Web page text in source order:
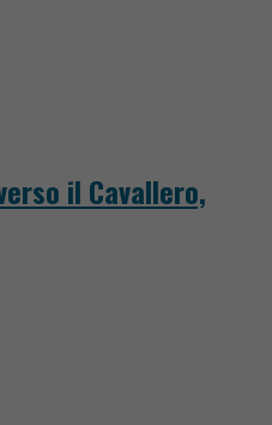
il Cavallero,